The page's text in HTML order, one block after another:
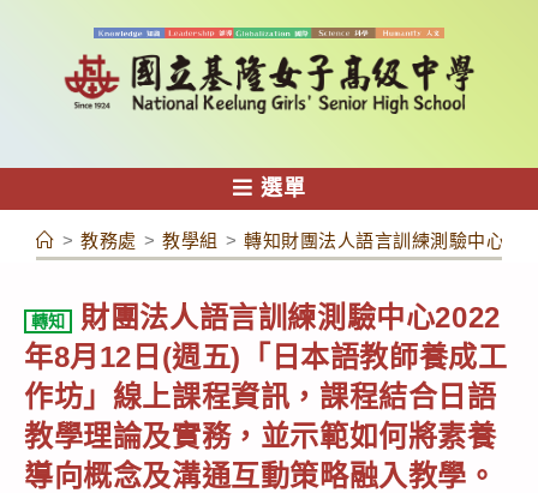
容
選單
> 教務處 > 教學組 > 轉知財團法人語言訓練測驗中心
轉知
財團法人語言訓練測驗中心2022
年8月12日(週五)「日本語教師養成工
作坊」線上課程資訊，課程結合日語
教學理論及實務，並示範如何將素養
導向概念及溝通互動策略融入教學。